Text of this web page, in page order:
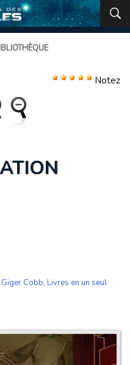
Notez
Giger Cobb, Livres en un seul